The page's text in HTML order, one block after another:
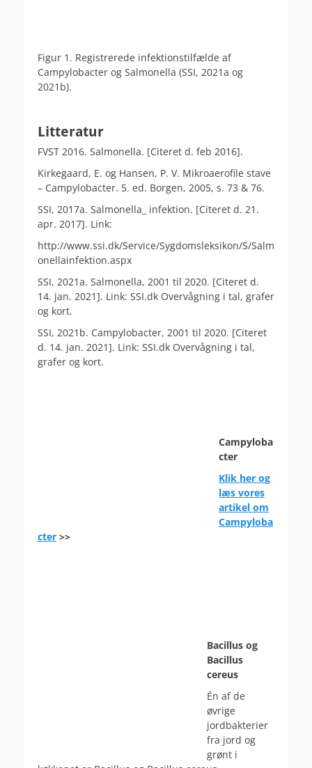
Figur 1. Registrerede infektionstilfælde af
Campylobacter og Salmonella (SSI, 2021a og
2021b).
Litteratur
FVST 2016. Salmonella. [Citeret d. feb 2016].
Kirkegaard, E. og Hansen, P. V. Mikroaerofile stave
– Campylobacter. 5. ed. Borgen, 2005, s. 73 & 76.
SSI, 2017a. Salmonella_ infektion. [Citeret d. 21.
apr. 2017]. Link:
http://www.ssi.dk/Service/Sygdomsleksikon/S/Salm
onellainfektion.aspx
SSI, 2021a. Salmonella, 2001 til 2020. [Citeret d.
14. jan. 2021]. Link: SSI.dk Overvågning i tal, grafer
og kort.
SSI, 2021b. Campylobacter, 2001 til 2020. [Citeret
d. 14. jan. 2021]. Link: SSI.dk Overvågning i tal,
grafer og kort.
Campyloba
cter
Klik her og
læs vores
artikel om
Campyloba
cter >>
Bacillus og
Bacillus
cereus
Én af de
øvrige
jordbakterier
fra jord og
grønt i